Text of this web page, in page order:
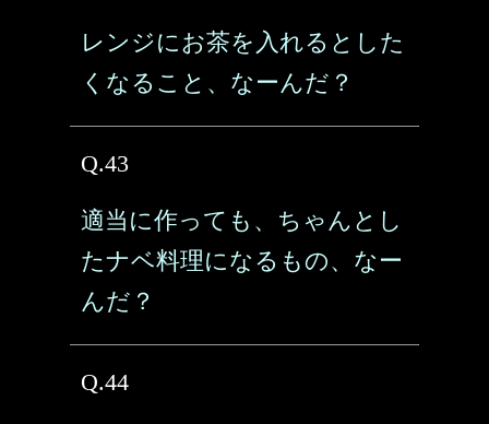
レンジにお茶を入れるとした
くなること、なーんだ？
Q.43
適当に作っても、ちゃんとし
たナベ料理になるもの、なー
んだ？
Q.44